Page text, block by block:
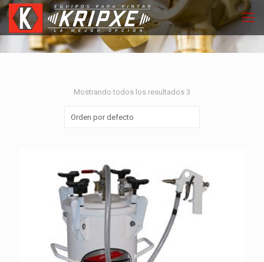
Mostrando todos los resultados 3